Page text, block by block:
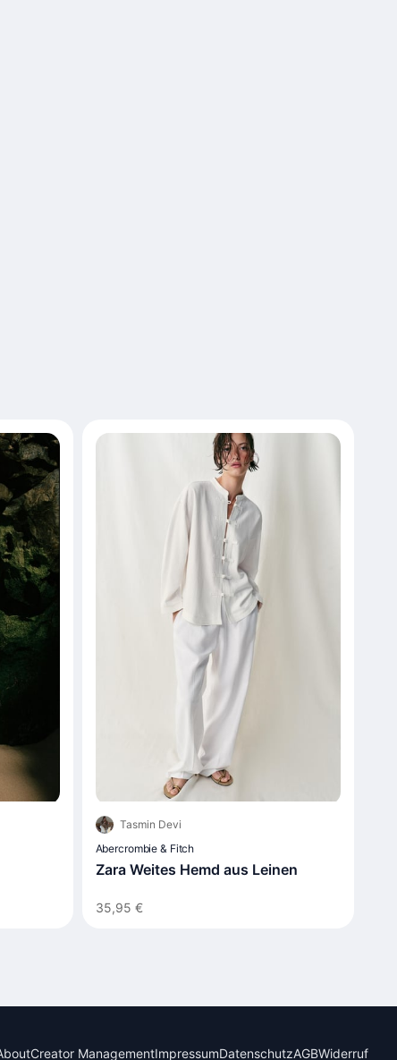
Tasmin Devi
Abercrombie & Fitch
Zara Weites Hemd aus Leinen
35,95 €
Creator ManagementImpressumDatenschutzAGBWiderruf